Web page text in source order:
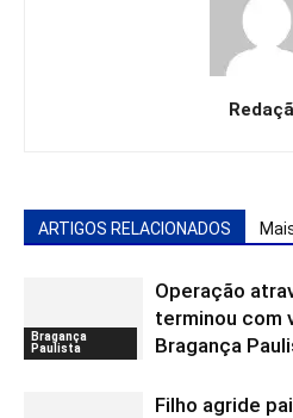
ARTIGOS RELACIONADOS
Bragança
Paulista
Operação
terminou com
Bragança
Filho agride